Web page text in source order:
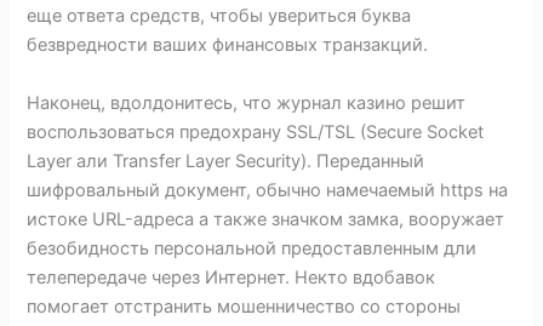
еще ответа средств, чтобы увериться буква
безвредности ваших финансовых транзакций.
Наконец, вдолдонитесь, что журнал казино решит
воспользоваться предохрану SSL/TSL (Secure Socket
Layer али Transfer Layer Security). Переданный
шифровальный документ, обычно намечаемый https на
истоке URL-адреса а также значком замка, вооружает
безобидность персональной предоставленным дли
телепередаче через Интернет. Некто вдобавок
помогает отстранить мошенничество со стороны